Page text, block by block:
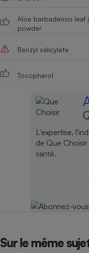
Aloe barbadensis leaf
powder
Benzyl salicylate
Tocopherol
L'expertise,
de Que
santé.
Sur le même